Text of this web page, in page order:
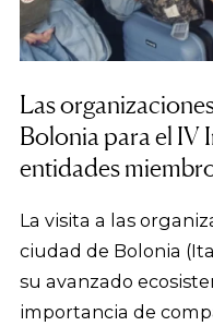
Las
Bolonia para el IV
entidades
La visita a las
ciudad de Bolonia
su avanzado
importancia de